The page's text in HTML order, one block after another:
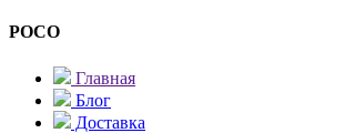
POCO
Главная
Блог
Доставка